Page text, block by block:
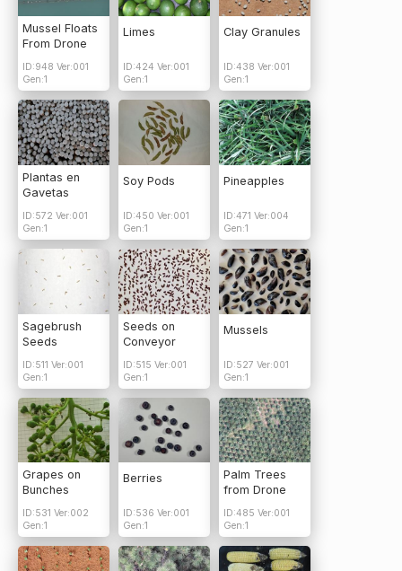
Mussel Floats
From Drone
ID:948 Ver:001
Gen:1
Limes
ID:424 Ver:001
Gen:1
Clay Granules
ID:438 Ver:001
Gen:1
Plantas en
Gavetas
ID:572 Ver:001
Gen:1
Soy Pods
ID:450 Ver:001
Gen:1
Pineapples
ID:471 Ver:004
Gen:1
Sagebrush
Seeds
ID:511 Ver:001
Gen:1
Seeds on
Conveyor
ID:515 Ver:001
Gen:1
Mussels
ID:527 Ver:001
Gen:1
Grapes on
Bunches
ID:531 Ver:002
Gen:1
Berries
ID:536 Ver:001
Gen:1
Palm Trees
from Drone
ID:485 Ver:001
Gen:1